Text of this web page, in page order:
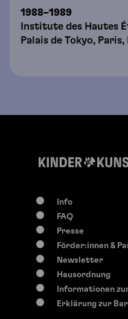
1988–1989
Institute des Hautes
Palais de Tokyo,
Info
FAQ
Presse
Förder:innen &
Newsletter
Hausordnung
Informationen
Erklärung zur